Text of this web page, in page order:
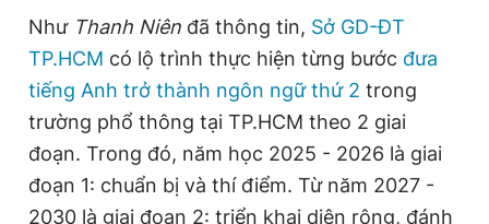
Như Thanh Niên đã thông tin, Sở GD-ĐT
TP.HCM có lộ trình thực hiện từng bước đưa
tiếng Anh trở thành ngôn ngữ thứ 2 trong
trường phổ thông tại TP.HCM theo 2 giai
đoạn. Trong đó, năm học 2025 - 2026 là giai
đoạn 1: chuẩn bị và thí điểm. Từ năm 2027 -
2030 là giai đoạn 2: triển khai diện rộng, đánh